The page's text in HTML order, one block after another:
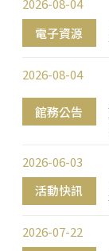
電子資源
2026-08-04
館務公告
2026-08-04
活動快訊
2026-06-03
2026-07-22